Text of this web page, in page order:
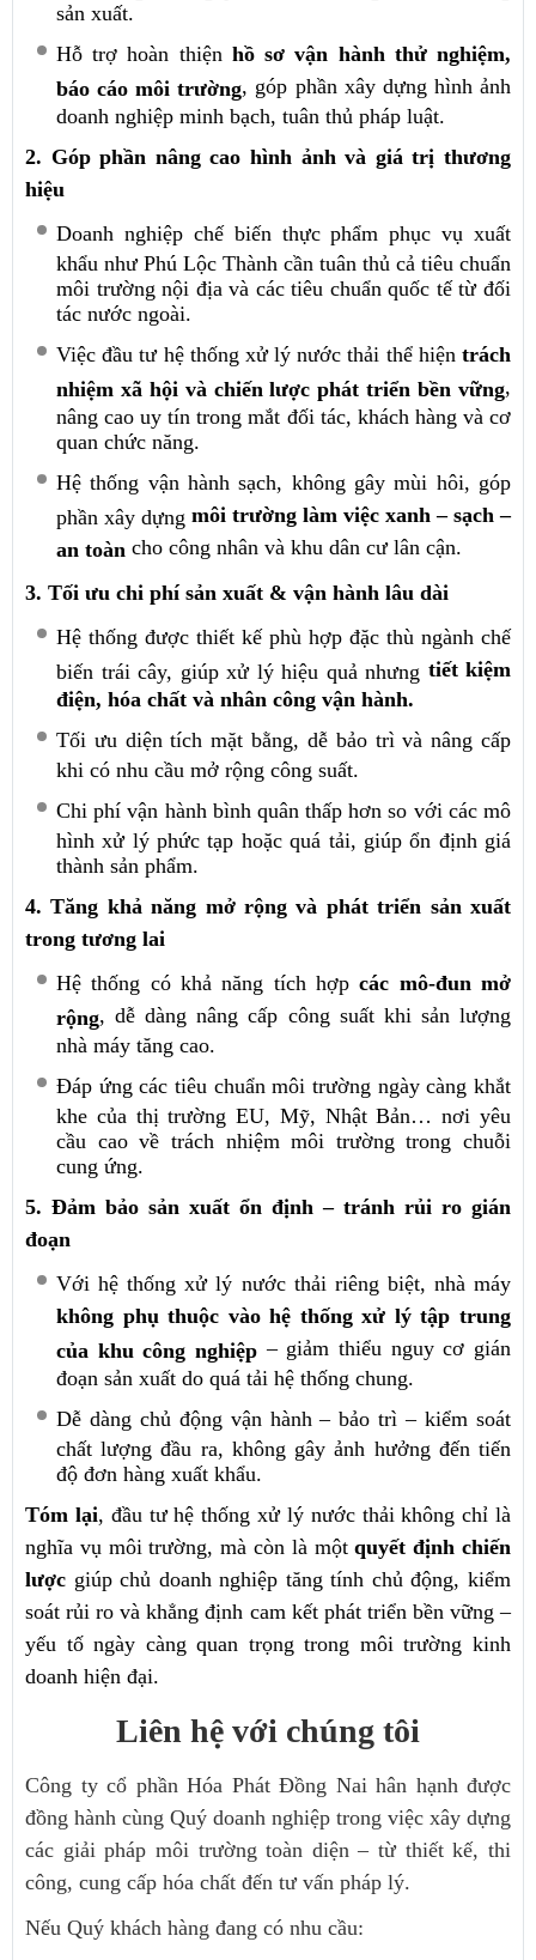
sản xuất.
Hỗ trợ hoàn thiện hồ sơ vận hành thử nghiệm,
báo cáo môi trường, góp phần xây dựng hình ảnh
doanh nghiệp minh bạch, tuân thủ pháp luật.
2. Góp phần nâng cao hình ảnh và giá trị thương
hiệu
Doanh nghiệp chế biến thực phẩm phục vụ xuất
khẩu như Phú Lộc Thành cần tuân thủ cả tiêu chuẩn
môi trường nội địa và các tiêu chuẩn quốc tế từ đối
tác nước ngoài.
Việc đầu tư hệ thống xử lý nước thải thể hiện trách
nhiệm xã hội và chiến lược phát triển bền vững,
nâng cao uy tín trong mắt đối tác, khách hàng và cơ
quan chức năng.
Hệ thống vận hành sạch, không gây mùi hôi, góp
phần xây dựng môi trường làm việc xanh – sạch –
an toàn cho công nhân và khu dân cư lân cận.
3. Tối ưu chi phí sản xuất & vận hành lâu dài
Hệ thống được thiết kế phù hợp đặc thù ngành chế
biến trái cây, giúp xử lý hiệu quả nhưng tiết kiệm
điện, hóa chất và nhân công vận hành.
Tối ưu diện tích mặt bằng, dễ bảo trì và nâng cấp
khi có nhu cầu mở rộng công suất.
Chi phí vận hành bình quân thấp hơn so với các mô
hình xử lý phức tạp hoặc quá tải, giúp ổn định giá
thành sản phẩm.
4. Tăng khả năng mở rộng và phát triển sản xuất
trong tương lai
Hệ thống có khả năng tích hợpcác mô-đun mở
rộng, dễ dàng nâng cấp công suất khi sản lượng
nhà máy tăng cao.
Đáp ứng các tiêu chuẩn môi trường ngày càng khắt
khe của thị trường EU, Mỹ, Nhật Bản… nơi yêu
cầu cao về trách nhiệm môi trường trong chuỗi
cung ứng.
5. Đảm bảo sản xuất ổn định – tránh rủi ro gián
đoạn
Với hệ thống xử lý nước thải riêng biệt, nhà máy
không phụ thuộc vào hệ thống xử lý tập trung
của khu công nghiệp – giảm thiểu nguy cơ gián
đoạn sản xuất do quá tải hệ thống chung.
Dễ dàng chủ động vận hành – bảo trì – kiểm soát
chất lượng đầu ra, không gây ảnh hưởng đến tiến
độ đơn hàng xuất khẩu.
Tóm lại, đầu tư hệ thống xử lý nước thải không chỉ là
nghĩa vụ môi trường, mà còn là mộtquyết định chiến
lược giúp chủ doanh nghiệp tăng tính chủ động, kiểm
soát rủi ro và khẳng định cam kết phát triển bền vững –
yếu tố ngày càng quan trọng trong môi trường kinh
doanh hiện đại.
Liên hệ với chúng tôi
Công ty cổ phần Hóa Phát Đồng Nai hân hạnh được
đồng hành cùng Quý doanh nghiệp trong việc xây dựng
các giải pháp môi trường toàn diện – từ thiết kế, thi
công, cung cấp hóa chất đến tư vấn pháp lý.
Nếu Quý khách hàng đang có nhu cầu: